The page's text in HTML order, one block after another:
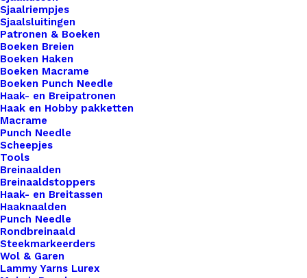
Sjaalriempjes
Sjaalsluitingen
Patronen & Boeken
Boeken Breien
Boeken Haken
Boeken Macrame
Boeken Punch Needle
Haak- en Breipatronen
Haak en Hobby pakketten
Macrame
Punch Needle
Scheepjes
Tools
Breinaalden
Breinaaldstoppers
Haak- en Breitassen
Haaknaalden
Punch Needle
Rondbreinaald
Steekmarkeerders
Wol & Garen
Lammy Yarns Lurex
ambachtelijke meesterwerken onderscheidt van
de rest. Voor de bewuste haak- en breisters onder
ons bieden we ook een assortiment vegan leren
labels aan die volledig diervriendelijk zijn.
Gemaakt van hoogwaardig synthetisch materiaal,
zijn deze labels een milieuvriendelijk alternatief
voor traditioneel leer, zonder concessies te doen
aan stijl of kwaliteit.
Als je kiest voor een vegan label met drukknoop,
leveren wij in plaats daarvan een vegan label met
schroefbevestiging. Dit komt doordat het vegan
leer te dun is om stevig van een drukknoop te
voorzien.
Met de schroefbevestiging garanderen we een